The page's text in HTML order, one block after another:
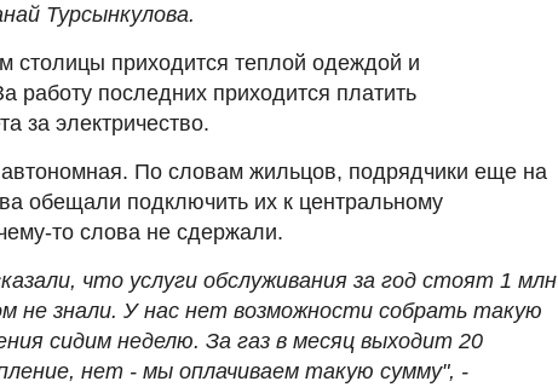
Турсынкулова.
столицы приходится теплой одеждой и
работу последних приходится платить
за электричество.
По словам жильцов, подрядчики еще на
обещали подключить их к центральному
то слова не сдержали.
что услуги обслуживания за год стоят 1 млн
не знали. У нас нет возможности собрать такую
сидим неделю. За газ в месяц выходит 20
нет - мы оплачиваем такую сумму", -